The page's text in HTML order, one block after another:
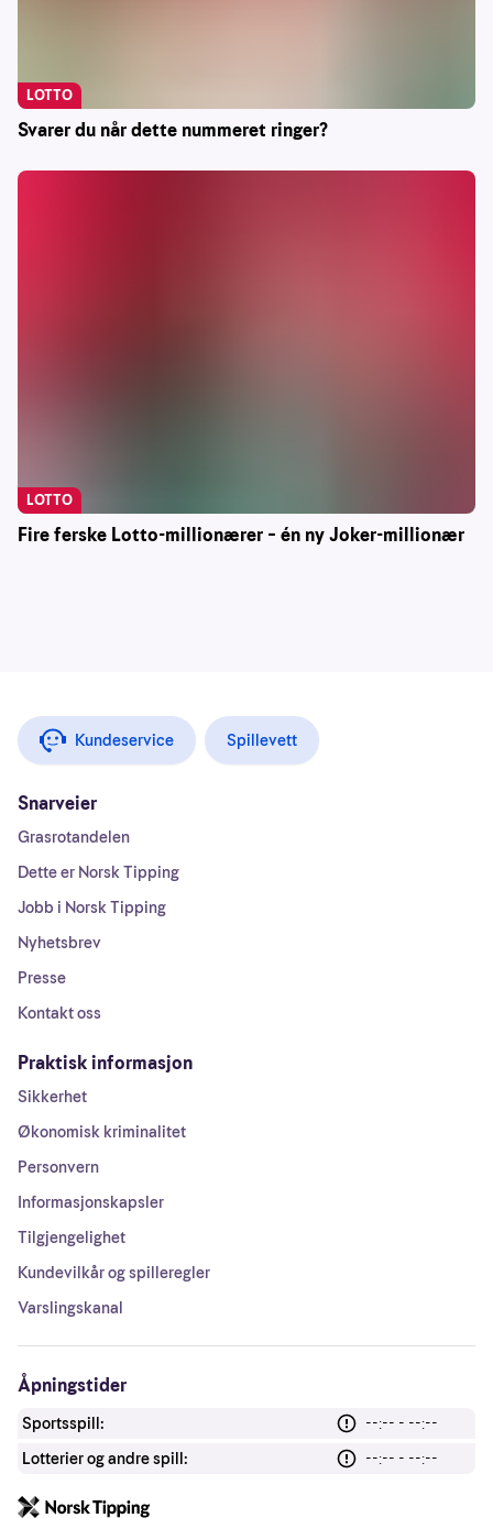
Svarer du når dette nummeret ringer?
LOTTO
Fire ferske Lotto-millionærer – én ny Joker-millionær
LOTTO
Kundeservice Spillevett
Snarveier
Grasrotandelen
Dette er Norsk Tipping
Jobb i Norsk Tipping
Nyhetsbrev
Presse
Kontakt oss
Praktisk informasjon
Sikkerhet
Økonomisk kriminalitet
Personvern
Informasjonskapsler
Tilgjengelighet
Kundevilkår og spilleregler
Varslingskanal
Åpningstider
Sportsspill:
--:-- - --:--
Lotterier og andre spill:
--:-- - --:--